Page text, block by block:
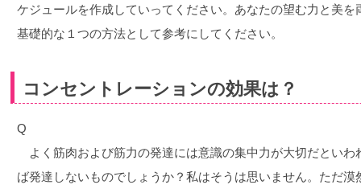
ケジュールを作成していってください。あなたの望む力と美
基礎的な１つの方法として参考にしてください。
コンセントレーションの効果は？
Q
よく筋肉および筋力の発達には意識の集中力が大切だといわ
ば発達しないものでしょうか？私はそうは思いません。ただ